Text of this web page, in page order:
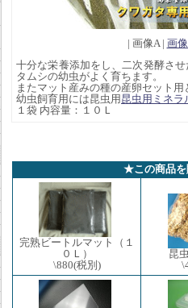
| 画像A | 画
十分な栄養添加をし、二次発酵さ
タムシの幼虫がよく育ちます。
またマット産みの種の産卵セット用
幼虫飼育用には昆虫用 昆虫用ミネラ
１袋 内容量：１０Ｌ
★この商品を
完熟ビートルマット（１
０Ｌ）
\880(税別)
昆